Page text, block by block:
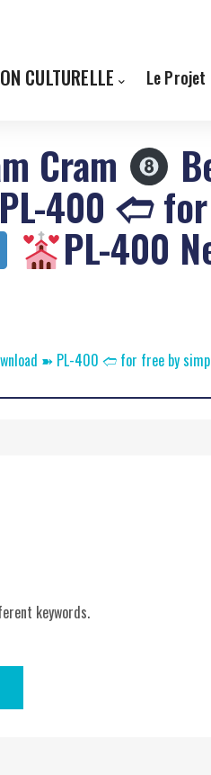
CULTURELLE Le Projet
Cram
400 🢪
PL-400
➽ PL-400 🢪 for free by
keywords.